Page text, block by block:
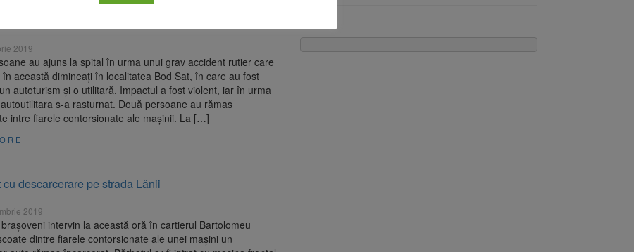
au ajuns la spital în urma unui accident la Bod
2019
au ajuns la spital în urma unui grav accident rutier care
această dimineați în localitatea Bod Sat, în care au fost
autoturism și o utilitară. Impactul a fost violent, iar în urma
s-a rasturnat. Două persoane au rămas
intre fiarele contorsionate ale mașinii. La […]
descarcerare pe strada Lânii
2019
intervin la această oră în cartierul Bartolomeu
dintre fiarele contorsionate ale unei mașini un